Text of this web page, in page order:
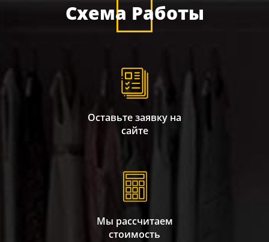
Схема Работы
Оставьте заявку на
сайте
Мы рассчитаем
стоимость